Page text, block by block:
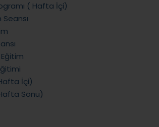
( Hafta İçi)
Seansı
İçi)
Sonu)